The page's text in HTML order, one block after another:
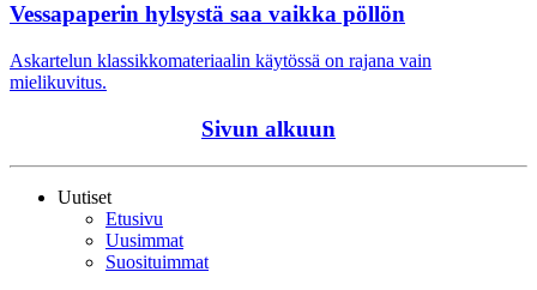
Vessapaperin hylsystä saa vaikka pöllön
Askartelun klassikkomateriaalin käytössä on rajana vain
mielikuvitus.
Sivun alkuun
Uutiset
Etusivu
Uusimmat
Suosituimmat